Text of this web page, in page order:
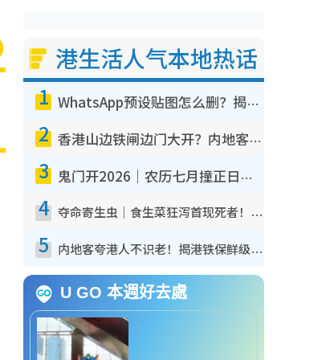
港生活人气本地热话
1 WhatsApp预设贴图怎么删？揭秘1招“反向操作”还原简洁界面 附3步实测教程
2 香港山边铁闸边门大开？内地客困惑意义何在！网友神回复：这种叫法理性防御
3 鬼门开2026｜农历七月撞正日全食特别邪？专家警告切忌做一事！揭4大禁忌+2招保平安
4 夺命寄生虫｜食生菜狂泻首现死者！疫潮恶化录1.8万宗病例 揭洗菜3大谬误
5 内地客夸港人不识老！揭港铁保鲜级冷气 港人求放过：别投诉
U GO 本週好去處